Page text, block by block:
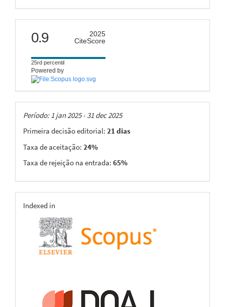
citescore
0.9
2025
CiteScore
25rd percentil
Powered by
Taxas
Período: 1 jan 2025 - 31 dec 2025
Primeira decisão editorial: 21 dias
Taxa de aceitação: 24%
Taxa de rejeição na entrada: 65%
indexing
Indexed in